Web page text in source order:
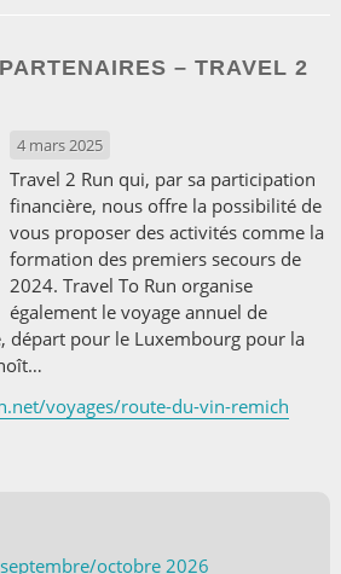
– TRAVEL 2
4 mars 2025
Travel 2 Run qui, par sa participation
financière, nous offre la possibilité de
vous proposer des activités comme la
formation des premiers secours de
2024. Travel To Run organise
également le voyage annuel de
départ pour le Luxembourg pour la
voyages/route-du-vin-remich
septembre/octobre 2026